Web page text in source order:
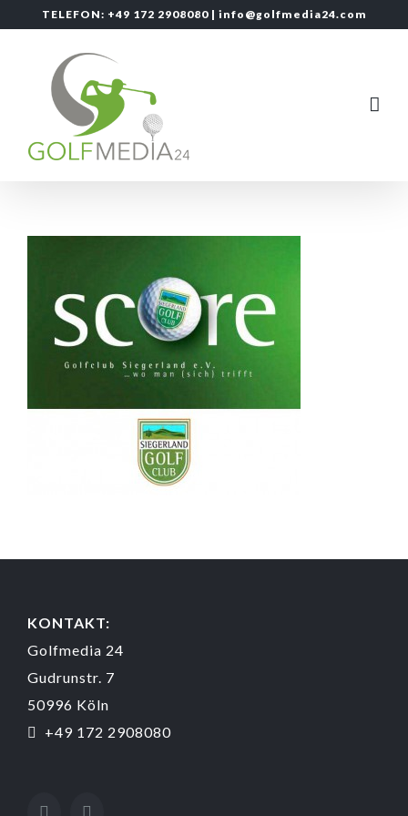
TELEFON: +49 172 2908080 | info@golfmedia24.com
KONTAKT:
Golfmedia 24
Gudrunstr. 7
50996 Köln
+49 172 2908080